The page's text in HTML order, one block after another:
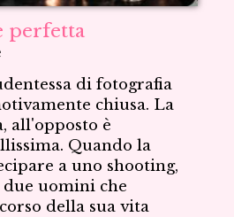
perfetta
di fotografia
chiusa. La
all'opposto è
Quando la
a uno shooting,
uomini che
della sua vita